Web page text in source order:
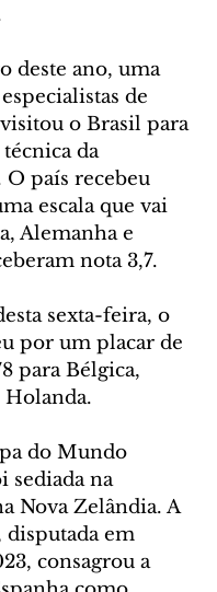
deste ano, uma
de
o Brasil para
da
O país recebeu
escala que vai
Alemanha e
nota 3,7.
sexta-feira, o
por um placar de
para Bélgica,
Holanda.
do Mundo
sediada na
Nova Zelândia. A
disputada em
consagrou a